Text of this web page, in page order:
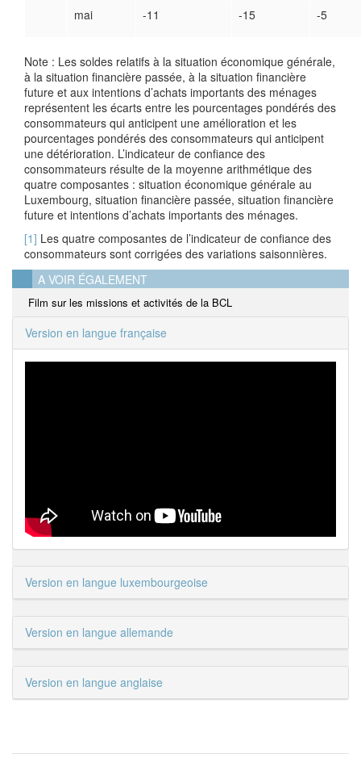
mai -11 -15 -5
Note : Les soldes relatifs à la situation économique générale,
à la situation financière passée, à la situation financière
future et aux intentions d’achats importants des ménages
représentent les écarts entre les pourcentages pondérés des
consommateurs qui anticipent une amélioration et les
pourcentages pondérés des consommateurs qui anticipent
une détérioration. L’indicateur de confiance des
consommateurs résulte de la moyenne arithmétique des
quatre composantes : situation économique générale au
Luxembourg, situation financière passée, situation financière
future et intentions d’achats importants des ménages.
[1] Les quatre composantes de l’indicateur de confiance des
consommateurs sont corrigées des variations saisonnières.
A VOIR ÉGALEMENT
Film sur les missions et activités de la BCL
Version en langue française
Version en langue luxembourgeoise
Version en langue allemande
Version en langue anglaise